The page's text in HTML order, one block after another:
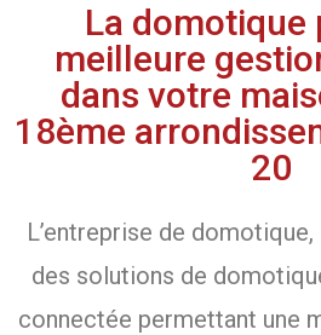
La domotique
meilleure
dans votre
18ème
20
L’entreprise de
des solutions de
connectée permettant une